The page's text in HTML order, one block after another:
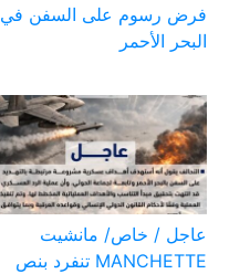
فرض رسوم على السفن في
البحر الأحمر
عاجل / خاص/ مانشيت
MANCHETTE تنفرد بنص